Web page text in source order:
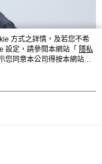
方式之詳情，及若您不希
設定，請參閱本網站「 隱私
您同意本公司得按本網站使